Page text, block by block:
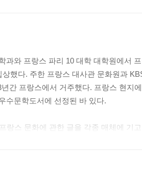
과와 프랑스 파리 10 대학 대학원에서
했다. 주한 프랑스 대사관 문화원과
간 프랑스에서 거주했다. 프랑스 현지
수문학도서에 선정된 바 있다.
랑스 문화에 관한 글을 각종 매체에 기
서 공연된 『빛의 제국』, 『자기 앞의